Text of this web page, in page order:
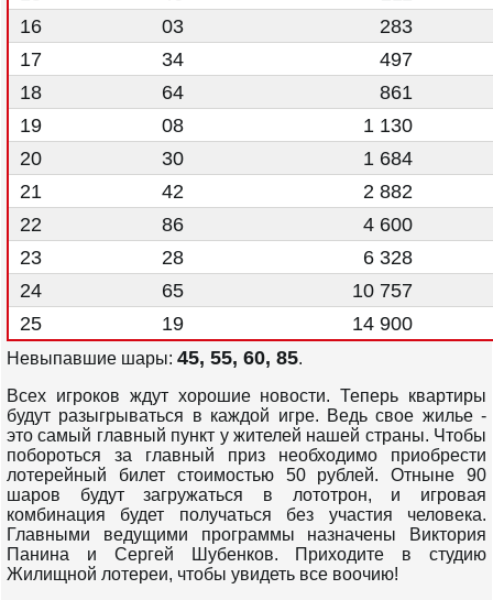
16
03
283
17
34
497
18
64
861
19
08
1 130
20
30
1 684
21
42
2 882
22
86
4 600
23
28
6 328
24
65
10 757
25
19 14 900
Невыпавшие шары: 45, 55, 60, 85.
Всех игроков ждут хорошие новости. Теперь квартиры
будут разыгрываться в каждой игре. Ведь свое жилье -
это самый главный пункт у жителей нашей страны. Чтобы
побороться за главный приз необходимо приобрести
лотерейный билет стоимостью 50 рублей. Отныне 90
шаров будут загружаться в лототрон, и игровая
комбинация будет получаться без участия человека.
Главными ведущими программы назначены Виктория
Панина и Сергей Шубенков. Приходите в студию
Жилищной лотереи, чтобы увидеть все воочию!